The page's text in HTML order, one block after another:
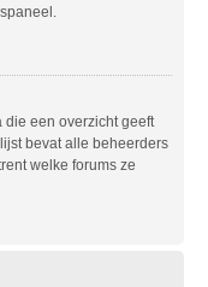
die een overzicht geeft
bevat alle beheerders
welke forums ze